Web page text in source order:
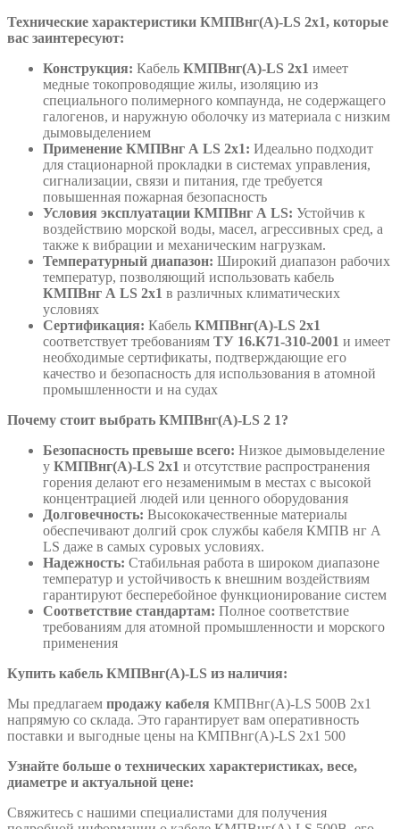
Технические характеристики КМПВнг(А)-LS 2х1, которые
вас заинтересуют:
Конструкция: Кабель КМПВнг(А)-LS 2х1 имеет
медные токопроводящие жилы, изоляцию из
специального полимерного компаунда, не содержащего
галогенов, и наружную оболочку из материала с низким
дымовыделением
Применение КМПВнг А LS 2х1: Идеально подходит
для стационарной прокладки в системах управления,
сигнализации, связи и питания, где требуется
повышенная пожарная безопасность
Условия эксплуатации КМПВнг А LS: Устойчив к
воздействию морской воды, масел, агрессивных сред, а
также к вибрации и механическим нагрузкам.
Температурный диапазон: Широкий диапазон рабочих
температур, позволяющий использовать кабель
КМПВнг А LS 2х1 в различных климатических
условиях
Сертификация: Кабель КМПВнг(А)-LS 2х1
соответствует требованиям ТУ 16.К71-310-2001 и имеет
необходимые сертификаты, подтверждающие его
качество и безопасность для использования в атомной
промышленности и на судах
Почему стоит выбрать КМПВнг(А)-LS 2 1?
Безопасность превыше всего: Низкое дымовыделение
у КМПВнг(А)-LS 2х1 и отсутствие распространения
горения делают его незаменимым в местах с высокой
концентрацией людей или ценного оборудования
Долговечность: Высококачественные материалы
обеспечивают долгий срок службы кабеля КМПВ нг А
LS даже в самых суровых условиях.
Надежность: Стабильная работа в широком диапазоне
температур и устойчивость к внешним воздействиям
гарантируют бесперебойное функционирование систем
Соответствие стандартам: Полное соответствие
требованиям для атомной промышленности и морского
применения
Купить кабель КМПВнг(А)-LS из наличия:
Мы предлагаем продажу кабеля КМПВнг(А)-LS 500В 2х1
напрямую со склада. Это гарантирует вам оперативность
поставки и выгодные цены на КМПВнг(А)-LS 2х1 500
Узнайте больше о технических характеристиках, весе,
диаметре и актуальной цене:
Свяжитесь с нашими специалистами для получения